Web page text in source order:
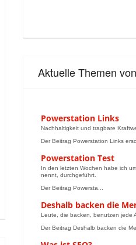
Aktuelle Themen
Powerstation Links
Nachhaltigkeit und tragbare
Der Beitrag Powerstation Links
Powerstation Test
In den letzten Wochen habe ich
nennt, durchgeführt.
Der Beitrag Powersta...
Deshalb backen die
Leute, die backen, benutzen jede
Der Beitrag Deshalb backen die